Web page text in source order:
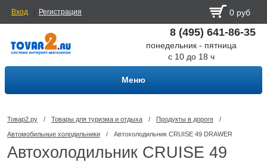
Вход Регистрация 0 руб
8 (495) 641-86-35
понедельник - пятница
с 10 до 18 ч
Меню
Товар2.ру / Товары для туризма и отдыха / Продукты в дороге /
Автомобильные холодильники / Автохолодильник CRUISE 49 DRAWER
Автохолодильник CRUISE 49